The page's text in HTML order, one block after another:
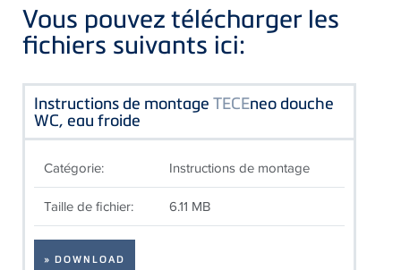
Vous pouvez télécharger les
fichiers suivants ici:
Instructions de montage TECEneo douche
WC, eau froide
Catégorie: Instructions de montage
Taille de fichier: 6.11 MB
» DOWNLOAD